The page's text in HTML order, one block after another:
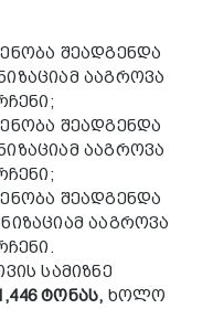
შეადგენდა
ააგროვა
შეადგენდა
ააგროვა
შეადგენდა
ააგროვა
სამიზნე
ტონას, ხოლო